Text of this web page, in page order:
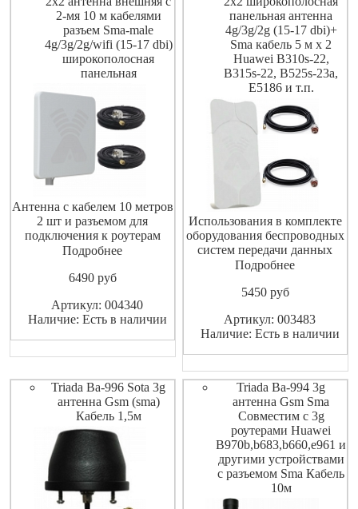
2-мя 10 м кабелями
разъем Sma-male
4g/3g/2g/wifi (15-17 dbi)
широкополосная
панельная
Антенна с кабелем 10 метров
2 шт и разъемом для
подключения к роутерам
модемам разъем SMA-male
Подробнее
6490pуб
Артикул: 004340
Наличие: Есть в наличии
панельная антенна
4g/3g/2g (15-17 dbi)+
Sma кабель 5 м х 2
Huawei B310s-22,
B315s-22, B525s-23a,
E5186 и т.п.
Использования в комплекте
оборудования беспроводных
систем передачи данных
стандартов: 2G(EDGE, GPRS
(UMTS 2100) 4G
WI-FI (IEEE 802.11b, g, n) и в
других системах диапазона
Подробнее
5450pуб
Артикул: 003483
Наличие: Есть в наличии
Triada Ba-996 Sota 3g
антенна Gsm (sma)
Кабель 1,5м
Triada Ba-994 3g
антенна Gsm Sma
Совместим с 3g
роутерами Huawei
B970b,b683,b660,e961 и
другими устройствами
с разъемом Sma Кабель
10м